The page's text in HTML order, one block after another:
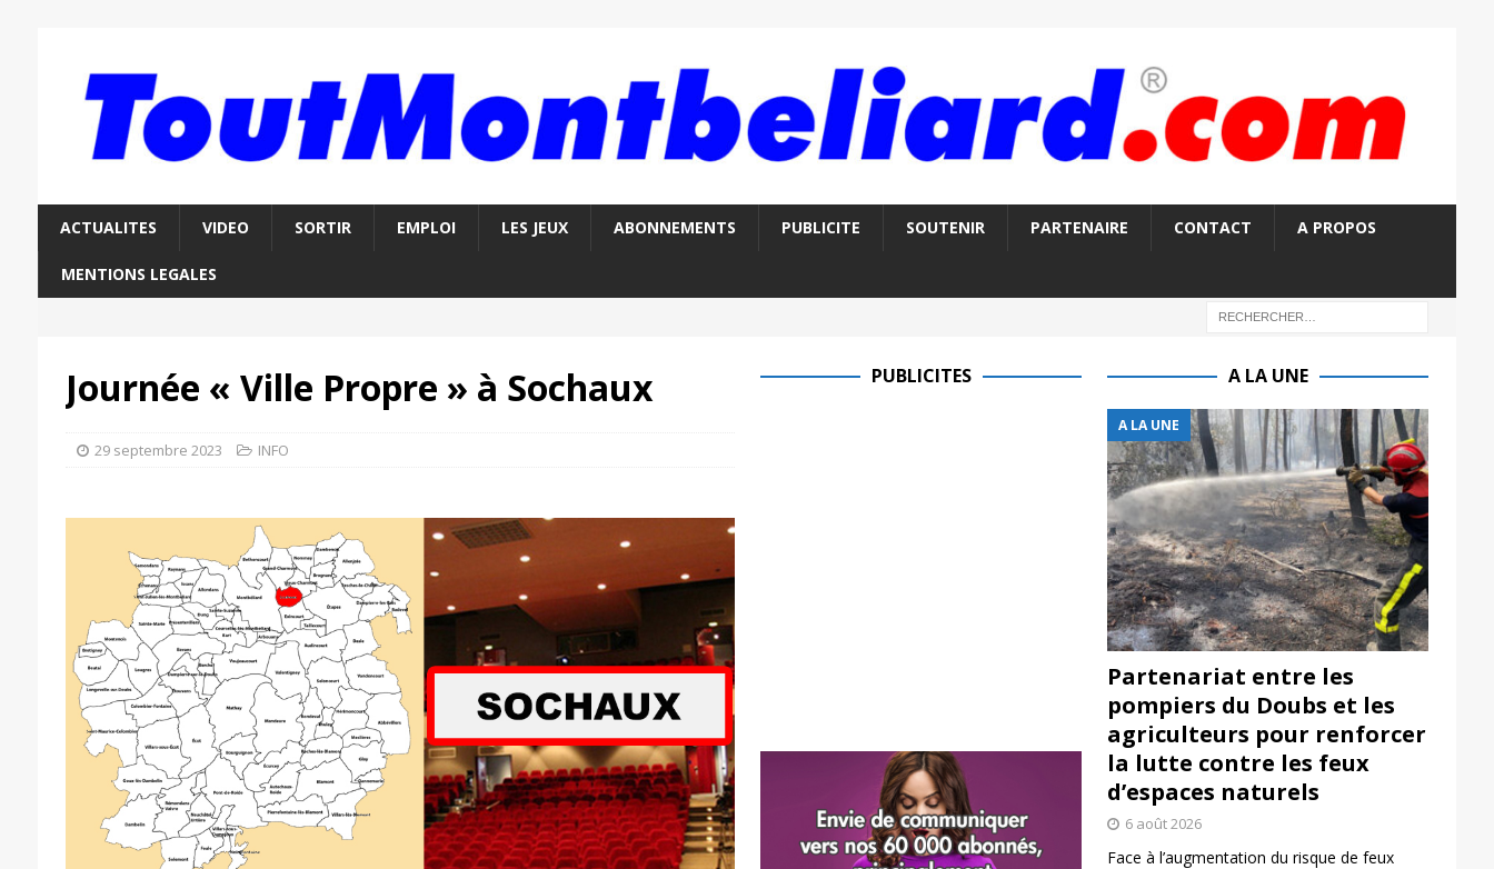
ACTUALITES VIDEO SORTIR EMPLOI LES JEUX ABONNEMENTS PUBLICITE SOUTENIR PARTENAIRE CONTACT A PROPOS
MENTIONS LEGALES
Journée « Ville Propre » à Sochaux
29 septembre 2023 INFO
PUBLICITES A LA UNE
A LA UNE
Partenariat entre les
pompiers du Doubs et les
agriculteurs pour renforcer
la lutte contre les feux
d’espaces naturels
6 août 2026
Face à l’augmentation du risque de feux